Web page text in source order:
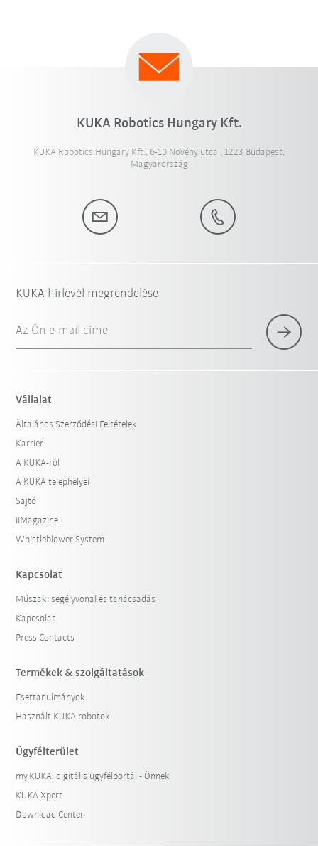
KUKA Robotics Hungary Kft.
KUKA Robotics Hungary Kft., 6-10 Növény utca , 1223 Budapest,
Magyarország
KUKA hírlevél megrendelése
Az Ön e-mail címe
Vállalat
Általános Szerződési Feltételek
Karrier
A KUKA-ról
A KUKA telephelyei
Sajtó
iiMagazine
Whistleblower System
Kapcsolat
Műszaki segélyvonal és tanácsadás
Kapcsolat
Press Contacts
Termékek & szolgáltatások
Esettanulmányok
Használt KUKA robotok
Ügyfélterület
my.KUKA: digitális ügyfélportál - Önnek
KUKA Xpert
Download Center